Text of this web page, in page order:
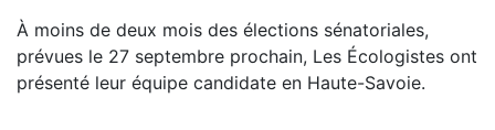
À moins de deux mois des élections sénatoriales,
prévues le 27 septembre prochain, Les Écologistes ont
présenté leur équipe candidate en Haute-Savoie.